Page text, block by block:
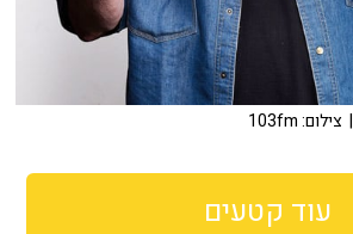
| צילום: 103fm
עוד קטעים